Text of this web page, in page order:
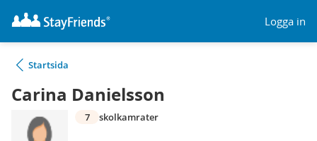
Logga in
Startsida
Carina Danielsson
7 skolkamrater